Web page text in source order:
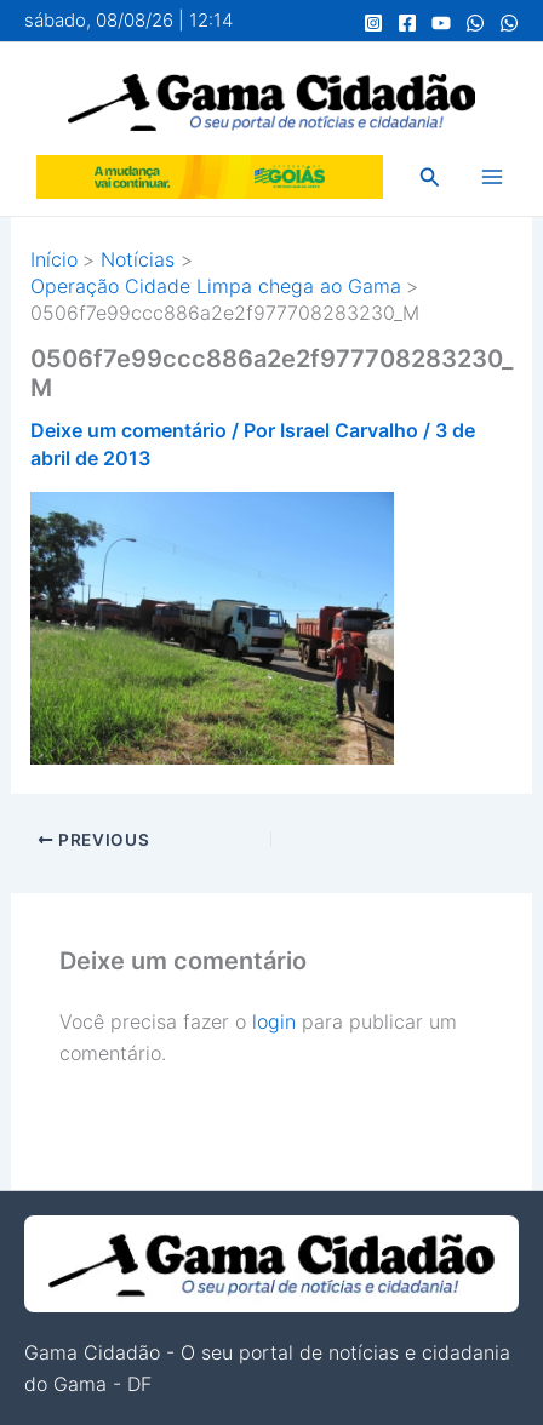
para
conteúdo
sábado, 08/08/26 | 12:14
Pesquisar
Início
Notícias
Operação Cidade Limpa chega ao Gama
0506f7e99ccc886a2e2f977708283230_M
0506f7e99ccc886a2e2f977708283230_
M
Deixe um comentário / Por Israel Carvalho / 3 de
abril de 2013
PREVIOUS
Deixe um comentário
Você precisa fazer o login para publicar um
comentário.
Gama Cidadão - O seu portal de notícias e cidadania
do Gama - DF